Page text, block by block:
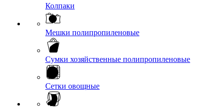
Колпаки
Мешки полипропиленовые
Сумки хозяйственные полипропиленовые
Сетки овощные